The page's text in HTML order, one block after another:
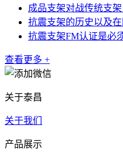
成品支架对战传统支架
抗震支架的历史以及
抗震支架FM认证是必
查看更多 +
关于泰昌
关于我们
产品展示